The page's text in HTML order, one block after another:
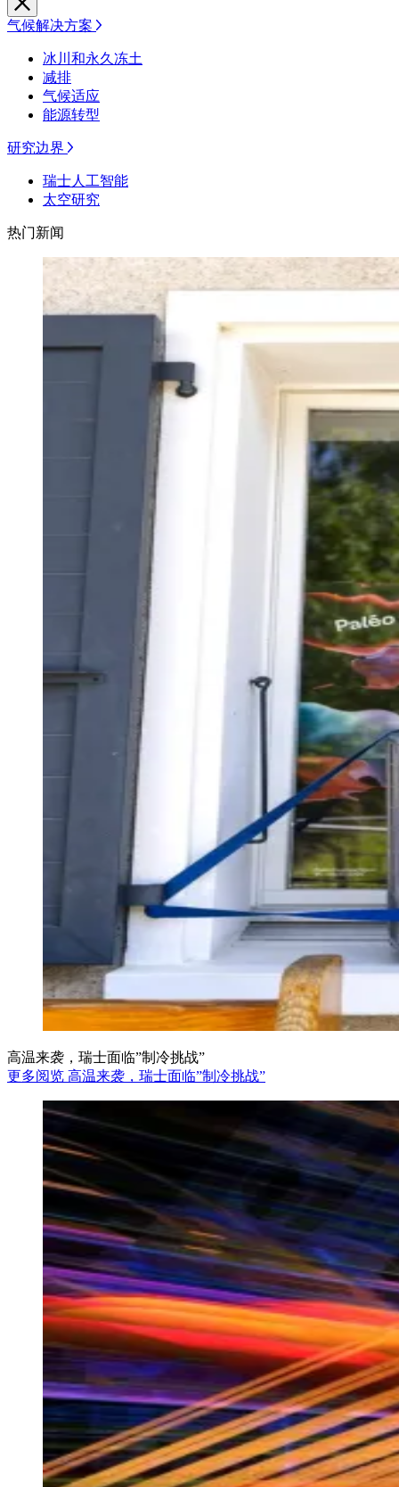
气候解决方案
冰川和永久冻土
减排
气候适应
能源转型
研究边界
瑞士人工智能
太空研究
热门新闻
高温来袭，瑞士面临”制冷挑战”
更多阅览 高温来袭，瑞士面临”制冷挑战”